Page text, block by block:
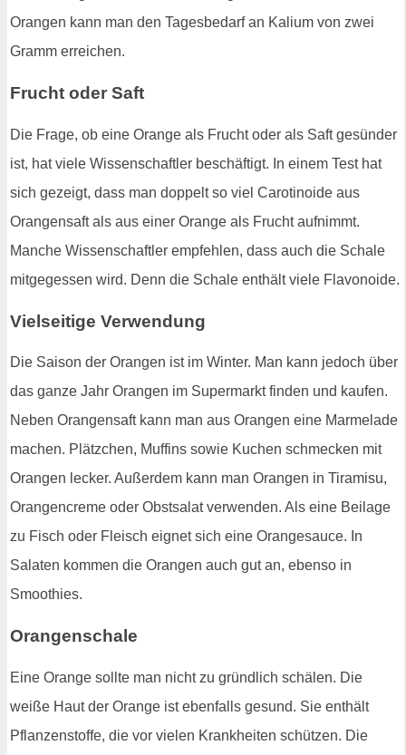
Orangen kann man den Tagesbedarf an Kalium von zwei
Gramm erreichen.
Frucht oder Saft
Die Frage, ob eine Orange als Frucht oder als Saft gesünder
ist, hat viele Wissenschaftler beschäftigt. In einem Test hat
sich gezeigt, dass man doppelt so viel Carotinoide aus
Orangensaft als aus einer Orange als Frucht aufnimmt.
Manche Wissenschaftler empfehlen, dass auch die Schale
mitgegessen wird. Denn die Schale enthält viele Flavonoide.
Vielseitige Verwendung
Die Saison der Orangen ist im Winter. Man kann jedoch über
das ganze Jahr Orangen im Supermarkt finden und kaufen.
Neben Orangensaft kann man aus Orangen eine Marmelade
machen. Plätzchen, Muffins sowie Kuchen schmecken mit
Orangen lecker. Außerdem kann man Orangen in Tiramisu,
Orangencreme oder Obstsalat verwenden. Als eine Beilage
zu Fisch oder Fleisch eignet sich eine Orangesauce. In
Salaten kommen die Orangen auch gut an, ebenso in
Smoothies.
Orangenschale
Eine Orange sollte man nicht zu gründlich schälen. Die
weiße Haut der Orange ist ebenfalls gesund. Sie enthält
Pflanzenstoffe, die vor vielen Krankheiten schützen. Die